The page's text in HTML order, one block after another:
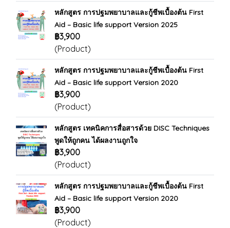
หลักสูตร การปฐมพยาบาลและกู้ชีพเบื้องต้น First
Aid – Basic life support Version 2025
฿3,900
(Product)
หลักสูตร การปฐมพยาบาลและกู้ชีพเบื้องต้น First
Aid – Basic life support Version 2020
฿3,900
(Product)
หลักสูตร เทคนิคการสื่อสารด้วย DISC Techniques
พูดให้ถูกคน ได้ผลงานถูกใจ
฿3,900
(Product)
หลักสูตร การปฐมพยาบาลและกู้ชีพเบื้องต้น First
Aid – Basic life support Version 2020
฿3,900
(Product)